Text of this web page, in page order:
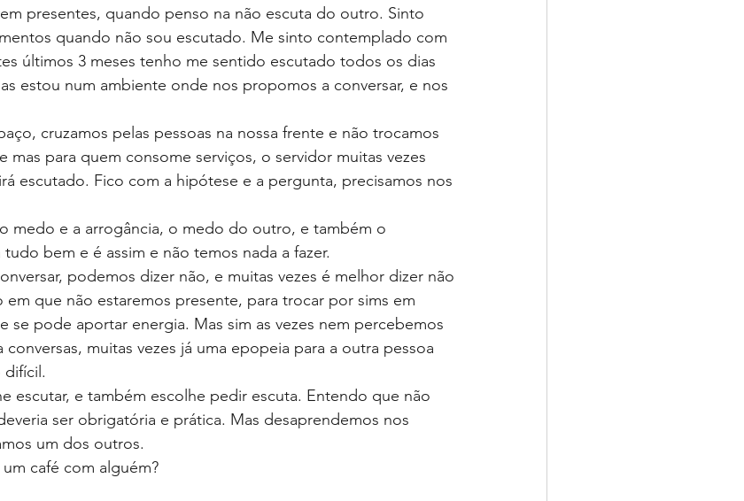
presentes, quando penso na não escuta do outro. Sinto
quando não sou escutado. Me sinto contemplado com
últimos 3 meses tenho me sentido escutado todos os dias
estou num ambiente onde nos propomos a conversar, e nos
cruzamos pelas pessoas na nossa frente e não trocamos
mas para quem consome serviços, o servidor muitas vezes
escutado. Fico com a hipótese e a pergunta, precisamos nos
medo e a arrogância, o medo do outro, e também o
bem e é assim e não temos nada a fazer.
podemos dizer não, e muitas vezes é melhor dizer não
que não estaremos presente, para trocar por sims em
se pode aportar energia. Mas sim as vezes nem percebemos
muitas vezes já uma epopeia para a outra pessoa
difícil.
escutar, e também escolhe pedir escuta. Entendo que não
ser obrigatória e prática. Mas desaprendemos nos
um dos outros.
café com alguém?